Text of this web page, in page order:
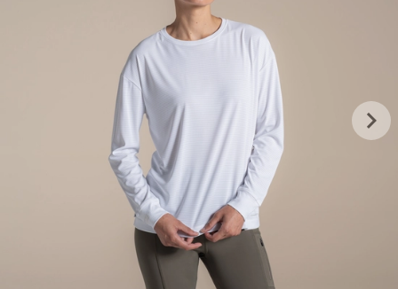
keyboard_arrow_right